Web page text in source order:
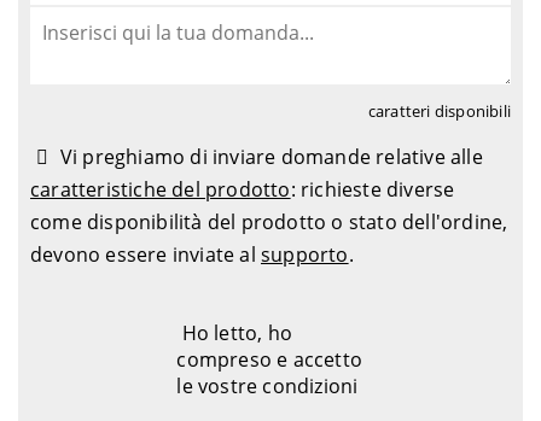
caratteri disponibili
Vi preghiamo di inviare domande relative alle
caratteristiche del prodotto: richieste diverse
come disponibilità del prodotto o stato dell'ordine,
devono essere inviate al supporto.
Ho letto, ho
compreso e accetto
le vostre condizioni